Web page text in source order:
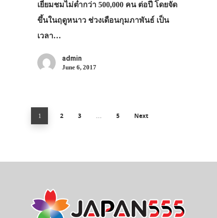
เยี่ยมชมไม่ต่ำกว่า 500,000 คน ต่อปี โดยจัด
ขึ้นในฤดูหนาว ช่วงเดือนกุมภาพันธ์ เป็น
เวลา…
admin
June 6, 2017
1 2 3 … 5 Next